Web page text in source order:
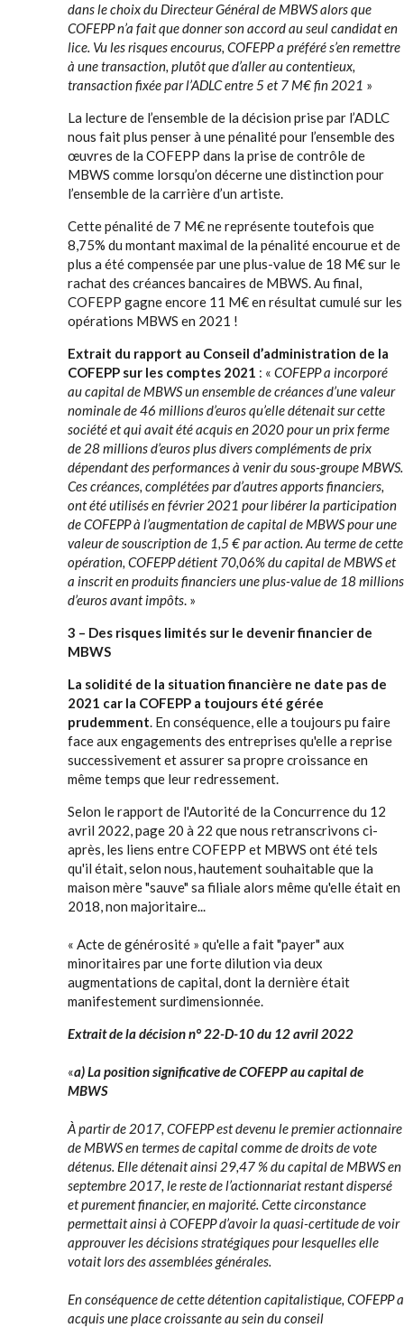
dans le choix du Directeur Général de MBWS alors que
COFEPP n’a fait que donner son accord au seul candidat en
lice. Vu les risques encourus, COFEPP a préféré s’en remettre
à une transaction, plutôt que d’aller au contentieux,
transaction fixée par l’ADLC entre 5 et 7 M€ fin 2021 »
La lecture de l’ensemble de la décision prise par l’ADLC
nous fait plus penser à une pénalité pour l’ensemble des
œuvres de la COFEPP dans la prise de contrôle de
MBWS comme lorsqu’on décerne une distinction pour
l’ensemble de la carrière d’un artiste.
Cette pénalité de 7 M€ ne représente toutefois que
8,75% du montant maximal de la pénalité encourue et de
plus a été compensée par une plus-value de 18 M€ sur le
rachat des créances bancaires de MBWS. Au final,
COFEPP gagne encore 11 M€ en résultat cumulé sur les
opérations MBWS en 2021 !
Extrait du rapport au Conseil d’administration de la
COFEPP sur les comptes 2021 : « COFEPP a incorporé
au capital de MBWS un ensemble de créances d’une valeur
nominale de 46 millions d’euros qu’elle détenait sur cette
société et qui avait été acquis en 2020 pour un prix ferme
de 28 millions d’euros plus divers compléments de prix
dépendant des performances à venir du sous-groupe MBWS.
Ces créances, complétées par d’autres apports financiers,
ont été utilisés en février 2021 pour libérer la participation
de COFEPP à l’augmentation de capital de MBWS pour une
valeur de souscription de 1,5 € par action. Au terme de cette
opération, COFEPP détient 70,06% du capital de MBWS et
a inscrit en produits financiers une plus-value de 18 millions
d’euros avant impôts. »
3 – Des risques limités sur le devenir financier de
MBWS
La solidité de la situation financière ne date pas de
2021 car la COFEPP a toujours été gérée
prudemment. En conséquence, elle a toujours pu faire
face aux engagements des entreprises qu'elle a reprise
successivement et assurer sa propre croissance en
même temps que leur redressement.
Selon le rapport de l'Autorité de la Concurrence du 12
avril 2022, page 20 à 22 que nous retranscrivons ci-
après, les liens entre COFEPP et MBWS ont été tels
qu'il était, selon nous, hautement souhaitable que la
maison mère "sauve" sa filiale alors même qu'elle était en
2018, non majoritaire...
« Acte de générosité » qu'elle a fait "payer" aux
minoritaires par une forte dilution via deux
augmentations de capital, dont la dernière était
manifestement surdimensionnée.
Extrait de la décision n° 22-D-10 du 12 avril 2022
«a) La position significative de COFEPP au capital de
MBWS
À partir de 2017, COFEPP est devenu le premier actionnaire
de MBWS en termes de capital comme de droits de vote
détenus. Elle détenait ainsi 29,47 % du capital de MBWS en
septembre 2017, le reste de l’actionnariat restant dispersé
et purement financier, en majorité. Cette circonstance
permettait ainsi à COFEPP d’avoir la quasi-certitude de voir
approuver les décisions stratégiques pour lesquelles elle
votait lors des assemblées générales.
En conséquence de cette détention capitalistique, COFEPP a
acquis une place croissante au sein du conseil